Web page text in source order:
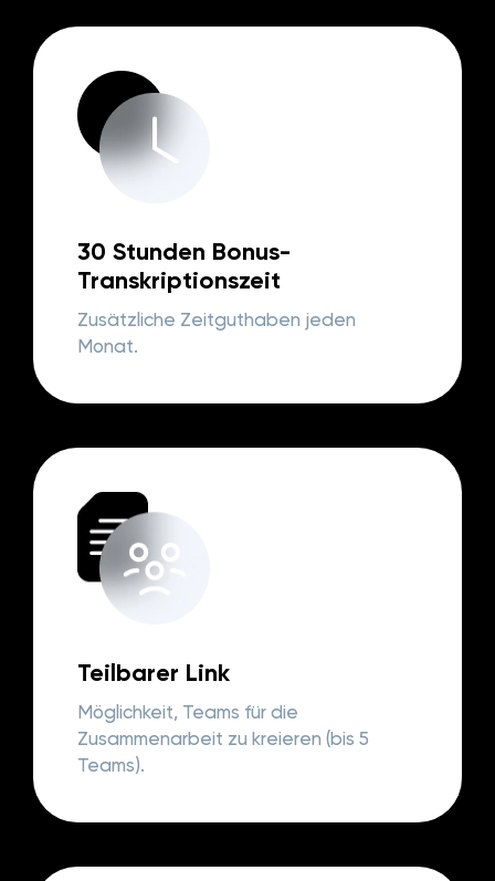
30 Stunden Bonus-
Transkriptionszeit
Zusätzliche Zeitguthaben jeden
Monat.
Teilbarer Link
Möglichkeit, Teams für die
Zusammenarbeit zu kreieren (bis 5
Teams).